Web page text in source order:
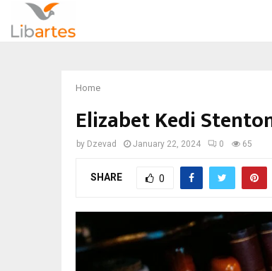
Home
Elizabet Kedi
by Dzevad January 22, 2024 0 65
SHARE 0